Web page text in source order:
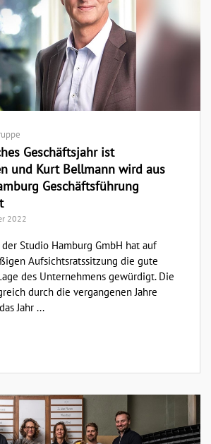
Geschäftsjahr ist
und Kurt Bellmann wird aus
Geschäftsführung
2022
Studio Hamburg GmbH hat auf
Aufsichtsratssitzung die gute
des Unternehmens gewürdigt. Die
durch die vergangenen Jahre
Jahr ...